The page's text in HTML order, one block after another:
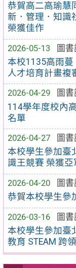
恭賀高二高瑜慧
新．管理．知識
榮獲佳作
2026-05-13
圖書
本校1135高雨
人才培育計畫複
2026-04-29
圖
114學年度校內
名單
2026-04-27
圖
本校學生參加臺
識王競賽 榮獲亞
2026-04-20
圖書
恭賀本校學生參
2026-03-16
圖書
本校學生參加臺
教育 STEAM 跨